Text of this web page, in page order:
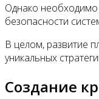
Однако необходимо
безопасности
В целом, развитие
уникальных
Создание